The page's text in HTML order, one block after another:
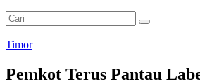
Timor
Pemkot Terus Pantau